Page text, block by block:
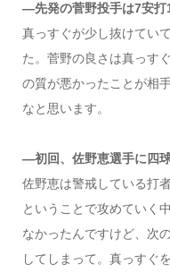
―先発の菅野投手は7安打
真っすぐが少し抜けてい
た。菅野の良さは真っす
の質が悪かったことが相
なと思います。
―初回、佐野恵選手に四
佐野恵は警戒している打
ということで攻めていく
なかったんですけど、次
してしまって。真っすぐ